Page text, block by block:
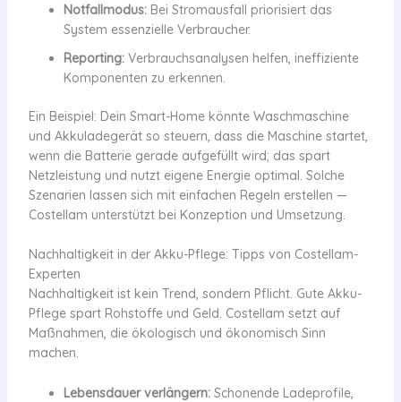
Notfallmodus:Bei Stromausfall priorisiert das
System essenzielle Verbraucher.
Reporting:Verbrauchsanalysen helfen, ineffiziente
Komponenten zu erkennen.
Ein Beispiel: Dein Smart-Home könnte Waschmaschine
und Akkuladegerät so steuern, dass die Maschine startet,
wenn die Batterie gerade aufgefüllt wird; das spart
Netzleistung und nutzt eigene Energie optimal. Solche
Szenarien lassen sich mit einfachen Regeln erstellen —
Costellam unterstützt bei Konzeption und Umsetzung.
Nachhaltigkeit in der Akku-Pflege: Tipps von Costellam-
Experten
Nachhaltigkeit ist kein Trend, sondern Pflicht. Gute Akku-
Pflege spart Rohstoffe und Geld. Costellam setzt auf
Maßnahmen, die ökologisch und ökonomisch Sinn
machen.
Lebensdauer verlängern:Schonende Ladeprofile,